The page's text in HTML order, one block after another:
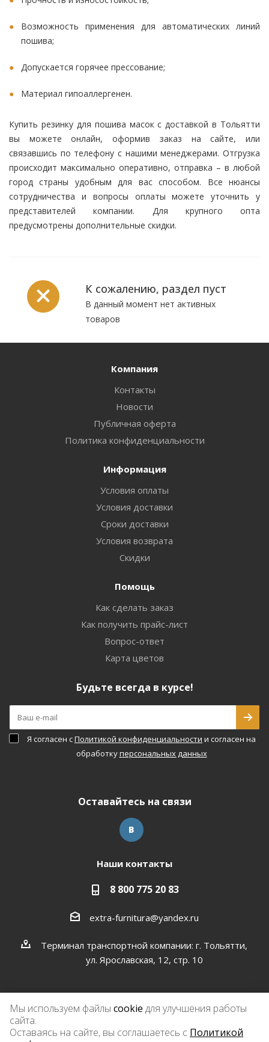
Возможность применения для автоматических линий
пошива;
Допускается горячее прессование;
Материал гипоаллергенен.
Купить резинку для пошива масок с доставкой в Тольятти
вы можете онлайн, оформив заказ на сайте, или
связавшись по телефону с нашими менеджерами. Отгрузка
происходит максимально оперативно, отправка – в любой
город страны удобным для вас способом. Все нюансы
сотрудничества и вопросы оплаты можете уточнить у
представителей компании. Для крупного опта
предусмотрены дополнительные скидки.
К сожалению, раздел пуст
В данный момент нет активных
товаров
Компания
Контакты
Новости
Публичная оферта
Политика конфиденциальности
Информация
Условия оплаты
Условия доставки
Сроки доставки
Условия возврата
Скидки
Помощь
Как сделать заказ
Как получить прайс-лист
Вопрос-ответ
Карта цветов
Будьте всегда в курсе!
Я согласен сПолитикой конфиденциальности и согласен на
обработкуперсональных данных
Оставайтесь на связи
Наши контакты
8 800 775 20 83
extra-furnitura@yandex.ru
Терминал транспортной компании: г. Тольятти,
ул. Ярославская, 12, стр. 10
Мы используем файлы cookie для улучшения работы
сайта.
Оставаясь на сайте, вы соглашаетесь с Политикой